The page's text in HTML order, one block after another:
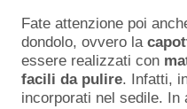
Fate attenzione poi
dondolo, ovvero la
essere realizzati con
facili da pulire. Infatti,
incorporati nel sedile. In